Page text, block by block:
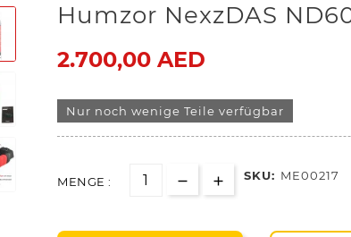
Humzor NexzDAS
2.700,00 AED
Nur noch wenige Teile verfügbar
MENGE : SKU: ME00217